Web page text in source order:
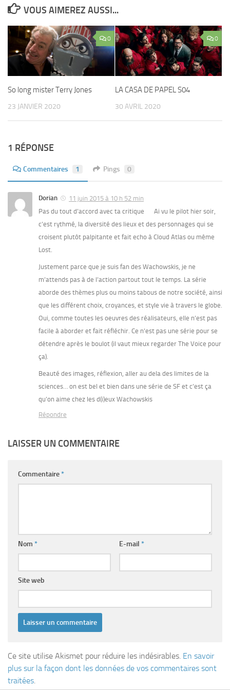
VOUS AIMEREZ AUSSI...
0
So long mister Terry Jones
23 JANVIER 2020
0
LA CASA DE PAPEL S04
30 AVRIL 2020
1 RÉPONSE
Commentaires 1 Pings 0
Dorian
11 juin 2015 à 10 h 52 min
Pas du tout d’accord avec ta critique Ai vu le pilot hier soir,
c’est rythmé, la diversité des lieux et des personnages qui se
croisent plutôt palpitante et fait echo à Cloud Atlas ou même
Lost.
Justement parce que je suis fan des Wachowskis, je ne
m’attends pas à de l’action partout tout le temps. La série
aborde des thèmes plus ou moins tabous de notre société, ainsi
que les différent choix, croyances, et style vie à travers le globe.
Oui, comme toutes les oeuvres des réalisateurs, elle n’est pas
facile à aborder et fait réfléchir. Ce n’est pas une série pour se
détendre après le boulot (il vaut mieux regarder The Voice pour
ça).
Beauté des images, réflexion, aller au dela des limites de la
sciences… on est bel et bien dans une série de SF et c’est ça
qu’on aime chez les d(i)eux Wachowskis
Répondre
LAISSER UN COMMENTAIRE
Commentaire*
Nom * E-mail *
Site web
Ce site utilise Akismet pour réduire les indésirables. En savoir
plus sur la façon dont les données de vos commentaires sont
traitées